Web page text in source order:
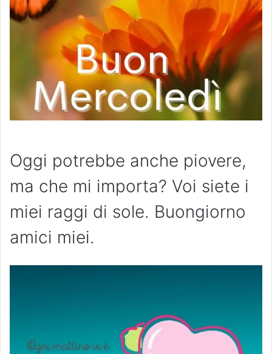
Oggi potrebbe anche piovere,
ma che mi importa? Voi siete i
miei raggi di sole. Buongiorno
amici miei.